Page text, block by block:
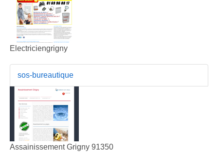
Electriciengrigny
sos-bureautique
Assainissement Grigny 91350